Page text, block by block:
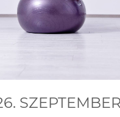
SZEPTEMBER